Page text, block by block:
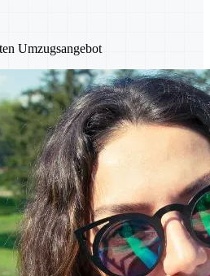
Umzugsangebot